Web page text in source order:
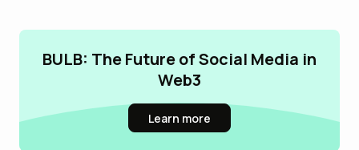
BULB: The Future of Social Media in
Web3
Learn more